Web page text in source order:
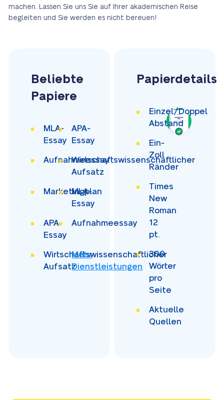
machen. Lassen Sie uns Sie auf Ihrer akademischen Reise
begleiten und Sie werden es nicht bereuen!
Beliebte
Papiere
MLA-
Essay
APA-
Essay
Aufnahmeessay
Wirtschaftswissenschaftlicher
Aufsatz
Marketingplan
MLA-
Essay
APA-
Essay
Aufnahmeessay
Wirtschaftswissenschaftlicher
Aufsatz
Mehr
Dienstleistungen
Papierdetails
Einzel/Doppel
Abstand
Ein-
Zoll
Ränder
Times
New
Roman
12
pt.
300
Wörter
pro
Seite
Aktuelle
Quellen